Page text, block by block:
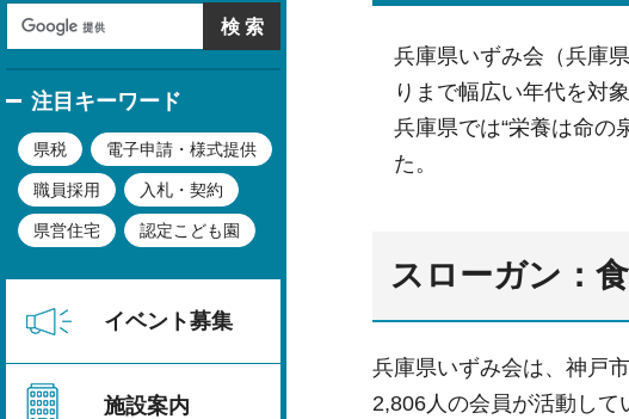
注目キーワード
県税 電子申請・様式提供
職員採用 入札・契約
県営住宅 認定こども園
イベント募集
施設案内
兵庫県いずみ会（兵庫
りまで幅広い年代を対
兵庫県では“栄養は命の
た。
スローガン：
兵庫県いずみ会は、神戸
2,806人の会員が活動して